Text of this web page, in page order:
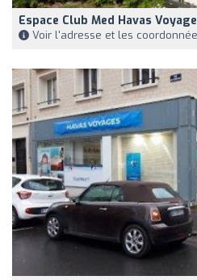
Espace Club Med Havas
Voir l'adresse et les